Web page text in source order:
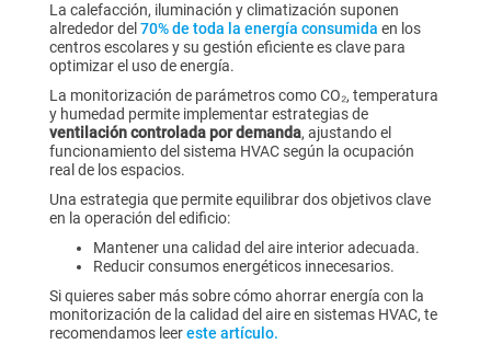
La calefacción, iluminación y climatización suponen
alrededor del 70% de toda la energía consumida en los
centros escolares y su gestión eficiente es clave para
optimizar el uso de energía.
La monitorización de parámetros como CO₂, temperatura
y humedad permite implementar estrategias de
ventilación controlada por demanda, ajustando el
funcionamiento del sistema HVAC según la ocupación
real de los espacios.
Una estrategia que permite equilibrar dos objetivos clave
en la operación del edificio:
Mantener una calidad del aire interior adecuada.
Reducir consumos energéticos innecesarios.
Si quieres saber más sobre cómo ahorrar energía con la
monitorización de la calidad del aire en sistemas HVAC, te
recomendamos leereste artículo.